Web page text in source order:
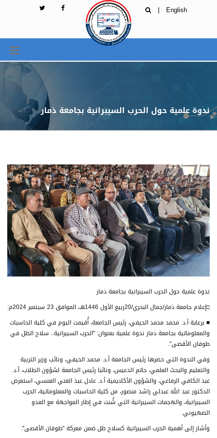
English
|
ندوة علمية حول الحرب السيبرانية بجامعة ذمار
ندوة علمية حول الحرب السيبرانية بجامعة ذمار
□إعلام جامعة ذمار/جمال البحري/20ربيع الأول 1446هـ، الموافق 23 سبتمبر 2024م:
■ برعاية أ.د. محمد محمد الحيفي، رئيس الجامعة، أُقيمت اليوم في كلية الحاسبات
والمعلوماتية بجامعة ذمار ندوة علمية بعنوان: "الحرب السيبرانية.. سلاح الظل في
طوفان الأقصى".
وفي الندوة التي حضرها رئيس الجامعة أ.د. محمد الحيفي، ونائب وزير التربية
والتعليم والبحث العلمي، حاتم الدعيس، ونائبا رئيس الجامعة لشؤون الطلاب، أ.د.
عبد الكافي الرفاعي، والشؤون الأكاديمية أ.د. عادل عبد الغني العنسي، استعرض
الدكتور عبد الله عبدلي راشد منصور، من كلية الحاسبات والمعلوماتية، الحرب
السيبرانية، والهجمات السيبرانية التي شُنت في إطار المواجهة مع العدو
الصهيوني.
وأشار إلى أهمية الحرب السيبرانية كسلاح ظل ضمن معركة "طوفان الأقصى".